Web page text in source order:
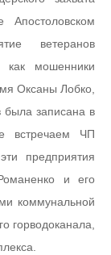
Апостоловском
ветеранов
мошенники
Оксаны Лобко,
была записана в
встречаем ЧП
предприятия
и его
коммунальной
горводоканала,